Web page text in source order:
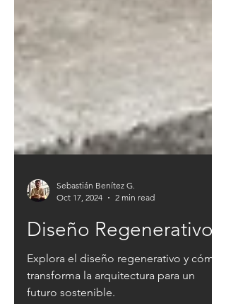
Oct 17, 2024
2 min read
Diseño Regenerativo